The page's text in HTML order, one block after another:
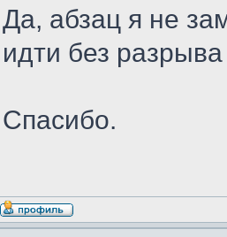
Да, абзац я не
идти без
Спасибо.